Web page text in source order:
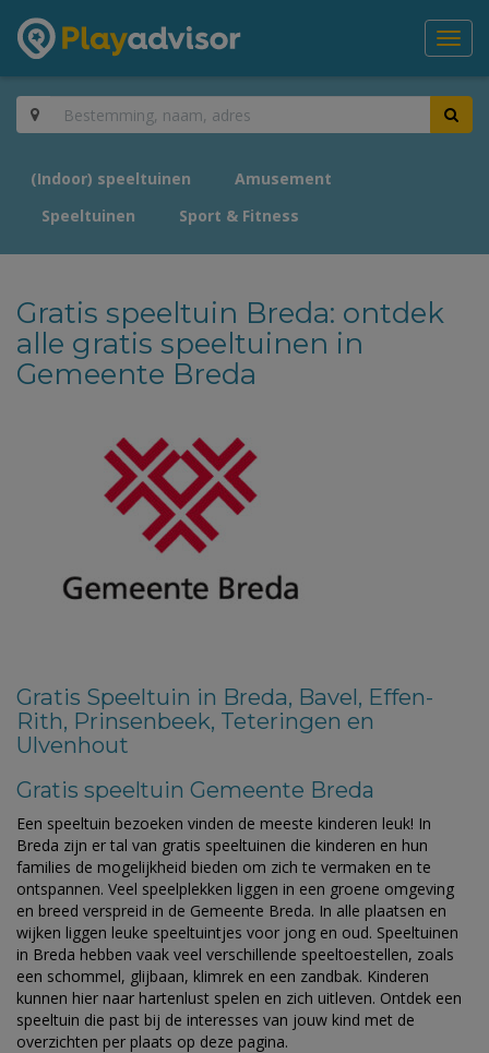
(Indoor) speeltuinen
Amusement
Speeltuinen
Sport & Fitness
Gratis speeltuin Breda: ontdek
alle gratis speeltuinen in
Gemeente Breda
Gratis Speeltuin in Breda, Bavel, Effen-
Rith, Prinsenbeek, Teteringen en
Ulvenhout
Gratis speeltuin Gemeente Breda
Een speeltuin bezoeken vinden de meeste kinderen leuk! In
Breda zijn er tal van gratis speeltuinen die kinderen en hun
families de mogelijkheid bieden om zich te vermaken en te
ontspannen. Veel speelplekken liggen in een groene omgeving
en breed verspreid in de Gemeente Breda. In alle plaatsen en
wijken liggen leuke speeltuintjes voor jong en oud. Speeltuinen
in Breda hebben vaak veel verschillende speeltoestellen, zoals
een schommel, glijbaan, klimrek en een zandbak. Kinderen
kunnen hier naar hartenlust spelen en zich uitleven. Ontdek een
speeltuin die past bij de interesses van jouw kind met de
overzichten per plaats op deze pagina.